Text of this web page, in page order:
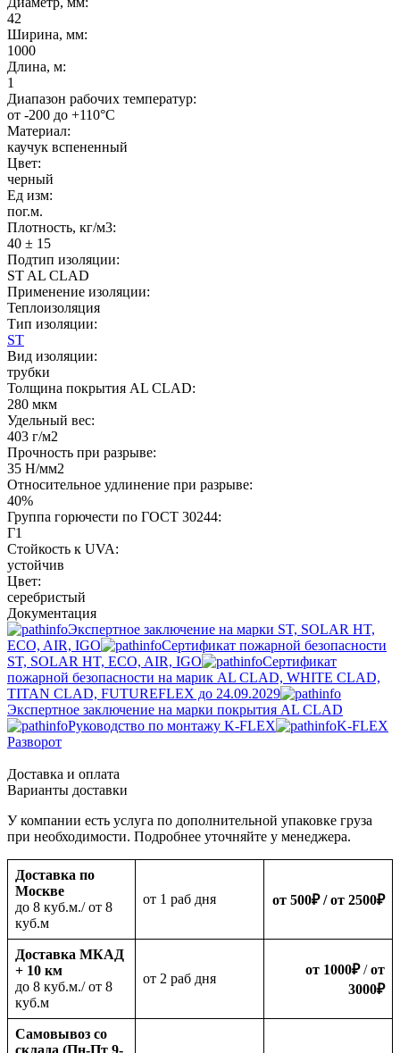
42
Ширина, мм:
1000
Длина, м:
1
Диапазон рабочих температур:
от -200 до +110°C
Материал:
каучук вспененный
Цвет:
черный
Ед изм:
пог.м.
Плотность, кг/м3:
40 ± 15
Подтип изоляции:
ST AL CLAD
Применение изоляции:
Теплоизоляция
Тип изоляции:
ST
Вид изоляции:
трубки
Толщина покрытия AL CLAD:
280 мкм
Удельный вес:
403 г/м2
Прочность при разрыве:
35 Н/мм2
Относительное удлинение при разрыве:
40%
Группа горючести по ГОСТ 30244:
Г1
Стойкость к UVA:
устойчив
Цвет:
серебристый
Документация
Экспертное заключение на марки ST, SOLAR HT,
ECO, AIR, IGO
Сертификат пожарной безопасности
ST, SOLAR HT, ECO, AIR, IGO
Cертификат
пожарной безопасности на марик AL CLAD, WHITE CLAD,
TITAN CLAD, FUTUREFLEX до 24.09.2029
Экспертное заключение на марки покрытия AL CLAD
Руководство по монтажу K-FLEX
K-FLEX
Разворот
Доставка и оплата
Варианты доставки
У компании есть услуга по дополнительной упаковке груза
при необходимости. Подробнее уточняйте у менеджера.
Доставка по
Москве
до 8 куб.м./ от 8
куб.м
oт 1 раб дня от 500₽/ от 2500₽
Доставка МКАД
+ 10 км
до 8 куб.м./ от 8
куб.м
oт 2 раб дня
от 1000₽/от
3000₽
Самовывоз со
склада (Пн-Пт 9-